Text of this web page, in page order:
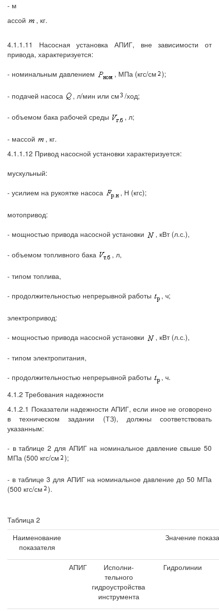
- м
ассой
, кг.
4.1.1.11 Насосная установка АПИГ, вне зависимости от
привода, характеризуется:
- номинальным давлением
, МПа (кгс/см );
- подачей насоса , л/мин или см /ход;
- объемом бака рабочей среды , л;
- массой
, кг.
4.1.1.12 Привод насосной установки характеризуется:
мускульный:
- усилием на рукоятке насоса , Н (кгс);
мотопривод:
- мощностью привода насосной установки
, кВт (л.с.),
- объемом топливного бака , л,
- типом топлива,
- продолжительностью непрерывной работы , ч;
электропривод:
- мощностью привода насосной установки
, кВт (л.с.),
- типом электропитания,
- продолжительностью непрерывной работы
, ч.
4.1.2 Требования надежности
4.1.2.1 Показатели надежности АПИГ, если иное не оговорено
в техническом задании (ТЗ), должны соответствовать
указанным:
- в таблице 2 для АПИГ на номинальное давление свыше 50
МПа (500 кгс/см );
- в таблице 3 для АПИГ на номинальное давление до 50 МПа
(500 кгс/см ).
Таблица 2
Наименование
показателя
Значение
АПИГ
Исполни-
тельного
гидроустройства
инструмента
Гидролинии